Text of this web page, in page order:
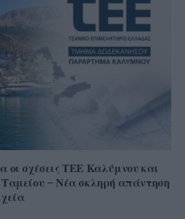
οι σχέσεις ΤΕΕ Καλύμνου και
Ταμείου – Νέα σκληρή απάντηση